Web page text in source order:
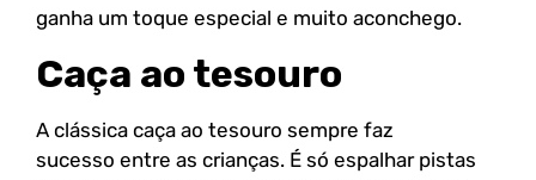
ganha um toque especial e muito aconchego.
Caça ao tesouro
A clássica caça ao tesouro sempre faz
sucesso entre as crianças. É só espalhar pistas